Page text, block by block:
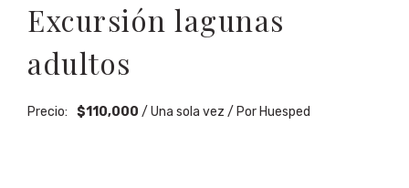
Excursión lagunas
adultos
Precio: $110,000 / Una sola vez / Por Huesped